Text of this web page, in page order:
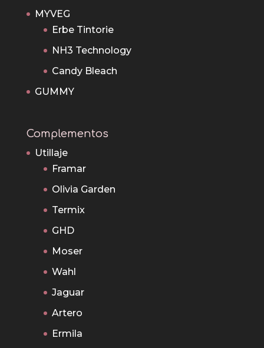
MYVEG
Erbe Tintorie
NH3 Technology
Candy Bleach
GUMMY
Complementos
Utillaje
Framar
Olivia Garden
Termix
GHD
Moser
Wahl
Jaguar
Artero
Ermila